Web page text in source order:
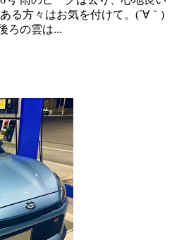
る方々はお気を付けて。(´∀｀)
ろの雲は...